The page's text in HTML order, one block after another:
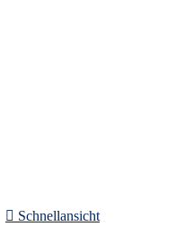
Schnellansicht